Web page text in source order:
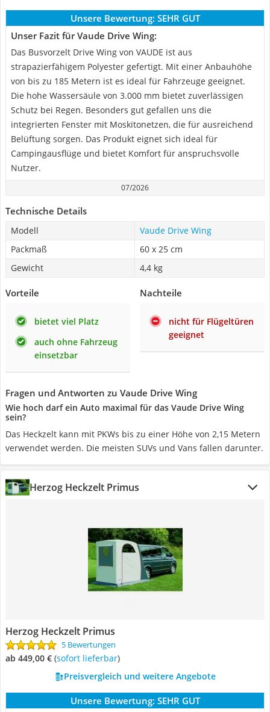
Unsere Bewertung: SEHR GUT
Unser Fazit für Vaude Drive Wing:
Das Busvorzelt Drive Wing von VAUDE ist aus
strapazierfähigem Polyester gefertigt. Mit einer Anbauhöhe
von bis zu 185 Metern ist es ideal für Fahrzeuge geeignet.
Die hohe Wassersäule von 3.000 mm bietet zuverlässigen
Schutz bei Regen. Besonders gut gefallen uns die
integrierten Fenster mit Moskitonetzen, die für ausreichend
Belüftung sorgen. Das Produkt eignet sich ideal für
Campingausflüge und bietet Komfort für anspruchsvolle
Nutzer.
07/2026
Technische Details
Modell
Vaude Drive Wing
Packmaß
60 x 25 cm
Gewicht
4,4 kg
Vorteile
bietet viel Platz
auch ohne Fahrzeug
einsetzbar
Nachteile
nicht für Flügeltüren
geeignet
Fragen und Antworten zu Vaude Drive Wing
Wie hoch darf ein Auto maximal für das Vaude Drive Wing
sein?
Das Heckzelt kann mit PKWs bis zu einer Höhe von 2,15 Metern
verwendet werden. Die meisten SUVs und Vans fallen darunter.
Herzog Heckzelt Primus
Herzog Heckzelt Primus
5 Bewertungen
ab 449,00 € ( Sofort lieferbar)
Preisvergleich und weitere Angebote
Unsere Bewertung: SEHR GUT